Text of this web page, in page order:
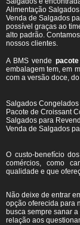
Alimentação
Venda de Salgados
possível graças ao
alto padrão.
nossos clientes.
A BMS vende
embalagem tem, em
com a versão doce,
Salgados
Pacote de Croissant
Salgados para
Venda de Salgados
O custo-benefício
comércios, como
qualidade e que
Não deixe de entrar
opção oferecida para
busca sempre sanar
relação aos